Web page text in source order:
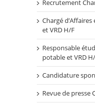
Recrutement
Chargé
et VRD H/F
Responsable
potable et VRD
Candidature
Revue de presse